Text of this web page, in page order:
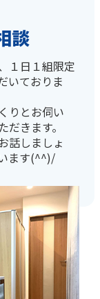
談
１日１組限定
いておりま
りとお伺い
きます。
話しましょ
ます(^^)/